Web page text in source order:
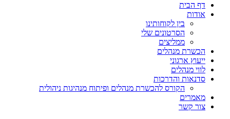
דף הבית
אודות
בין לקוחותינו
הסרטונים שלי
ממליצים
הכשרת מנהלים
ייעוץ ארגוני
לווי מנהלים
סדנאות והדרכות
הקורס להכשרת מנהלים ופיתוח מנהיגות ניהולית
מאמרים
צור קשר